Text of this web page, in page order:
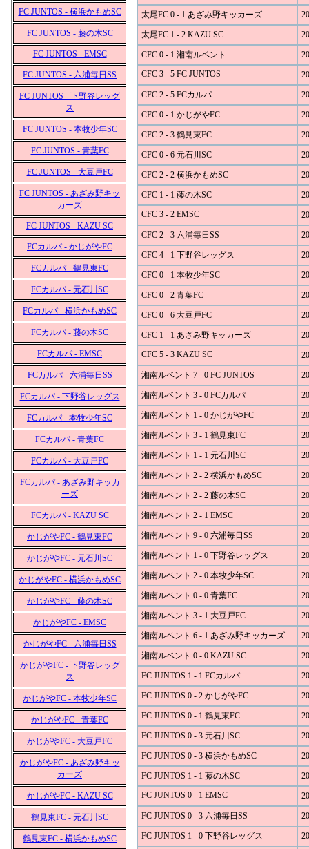
FC JUNTOS - 横浜かもめSC
FC JUNTOS - 藤の木SC
FC JUNTOS - EMSC
FC JUNTOS - 六浦毎日SS
FC JUNTOS - 下野谷レッグ
ス
FC JUNTOS - 本牧少年SC
FC JUNTOS - 青葉FC
FC JUNTOS - 大豆戸FC
FC JUNTOS - あざみ野キッ
カーズ
FC JUNTOS - KAZU SC
FCカルパ - かじがやFC
FCカルパ - 鶴見東FC
FCカルパ - 元石川SC
FCカルパ - 横浜かもめSC
FCカルパ - 藤の木SC
FCカルパ - EMSC
FCカルパ - 六浦毎日SS
FCカルパ - 下野谷レッグス
FCカルパ - 本牧少年SC
FCカルパ - 青葉FC
FCカルパ - 大豆戸FC
FCカルパ - あざみ野キッカ
ーズ
FCカルパ - KAZU SC
かじがやFC - 鶴見東FC
かじがやFC - 元石川SC
かじがやFC - 横浜かもめSC
かじがやFC - 藤の木SC
かじがやFC - EMSC
かじがやFC - 六浦毎日SS
かじがやFC - 下野谷レッグ
ス
かじがやFC - 本牧少年SC
かじがやFC - 青葉FC
かじがやFC - 大豆戸FC
かじがやFC - あざみ野キッ
カーズ
かじがやFC - KAZU SC
鶴見東FC - 元石川SC
鶴見東FC - 横浜かもめSC
太尾FC 0 - 1 あざみ野キッカーズ
太尾FC 1 - 2 KAZU SC
CFC 0 - 1 湘南ルベント
CFC 3 - 5 FC JUNTOS
CFC 2 - 5 FCカルパ
CFC 0 - 1 かじがやFC
CFC 2 - 3 鶴見東FC
CFC 0 - 6 元石川SC
CFC 2 - 2 横浜かもめSC
CFC 1 - 1 藤の木SC
CFC 3 - 2 EMSC
CFC 2 - 3 六浦毎日SS
CFC 4 - 1 下野谷レッグス
CFC 0 - 1 本牧少年SC
CFC 0 - 2 青葉FC
CFC 0 - 6 大豆戸FC
CFC 1 - 1 あざみ野キッカーズ
CFC 5 - 3 KAZU SC
湘南ルベント 7 - 0 FC JUNTOS
湘南ルベント 3 - 0 FCカルパ
湘南ルベント 1 - 0 かじがやFC
湘南ルベント 3 - 1 鶴見東FC
湘南ルベント 1 - 1 元石川SC
湘南ルベント 2 - 2 横浜かもめSC
湘南ルベント 2 - 2 藤の木SC
湘南ルベント 2 - 1 EMSC
湘南ルベント 9 - 0 六浦毎日SS
湘南ルベント 1 - 0 下野谷レッグス
湘南ルベント 2 - 0 本牧少年SC
湘南ルベント 0 - 0 青葉FC
湘南ルベント 3 - 1 大豆戸FC
湘南ルベント 6 - 1 あざみ野キッカーズ
湘南ルベント 0 - 0 KAZU SC
FC JUNTOS 1 - 1 FCカルパ
FC JUNTOS 0 - 2 かじがやFC
FC JUNTOS 0 - 1 鶴見東FC
FC JUNTOS 0 - 3 元石川SC
FC JUNTOS 0 - 3 横浜かもめSC
FC JUNTOS 1 - 1 藤の木SC
FC JUNTOS 0 - 1 EMSC
FC JUNTOS 0 - 3 六浦毎日SS
FC JUNTOS 1 - 0 下野谷レッグス